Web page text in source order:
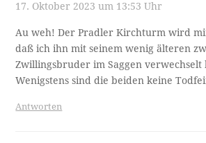
17. Oktober 2023 um 13:53 Uhr
Au weh! Der Pradler Kirchturm wird
daß ich ihn mit seinem wenig älteren
Zwillingsbruder im Saggen verwechselt
Wenigstens sind die beiden keine
Antworten